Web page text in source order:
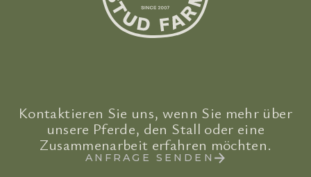
Kontaktieren Sie uns, wenn Sie mehr über
unsere Pferde, den Stall oder eine
Zusammenarbeit erfahren möchten.
ANFRAGE SENDEN